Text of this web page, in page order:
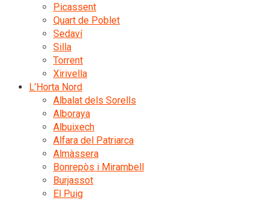
Picassent
Quart de Poblet
Sedaví
Silla
Torrent
Xirivella
L’Horta Nord
Albalat dels Sorells
Alboraya
Albuixech
Alfara del Patriarca
Almàssera
Bonrepòs i Mirambell
Burjassot
El Puig